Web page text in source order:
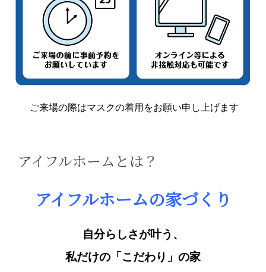
ご来場の際はマスクの着用をお願い申し上げます
アイフルホームとは？
アイフルホームの家づくり
自分らしさが叶う、
私だけの「こだわり」の家